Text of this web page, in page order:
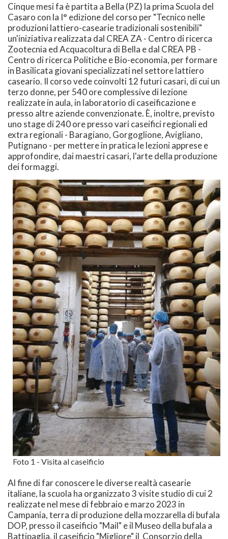
Cinque mesi fa è partita a Bella (PZ) la prima Scuola del
Casaro con la I° edizione del corso per "Tecnico nelle
produzioni lattiero-casearie tradizionali sostenibili"
un'iniziativa realizzata dal CREA ZA - Centro di ricerca
Zootecnia ed Acquacoltura di Bella e dal CREA PB -
Centro di ricerca Politiche e Bio-economia, per formare
in Basilicata giovani specializzati nel settore lattiero
caseario. Il corso vede coinvolti 12 futuri casari, di cui un
terzo donne, per 540 ore complessive di lezione
realizzate in aula, in laboratorio di caseificazione e
presso altre aziende convenzionate. È, inoltre, previsto
uno stage di 240 ore presso vari caseifici regionali ed
extra regionali - Baragiano, Gorgoglione, Avigliano,
Putignano - per mettere in pratica le lezioni apprese e
approfondire, dai maestri casari, l'arte della produzione
dei formaggi.
Foto 1 - Visita al caseificio
Al fine di far conoscere le diverse realtà casearie
italiane, la scuola ha organizzato 3 visite studio di cui 2
realizzate nel mese di febbraio e marzo 2023 in
Campania, terra di produzione della mozzarella di bufala
DOP, presso il caseificio "Mail" e il Museo della bufala a
Battipaglia, il caseificio "Migliore" il Consorzio della